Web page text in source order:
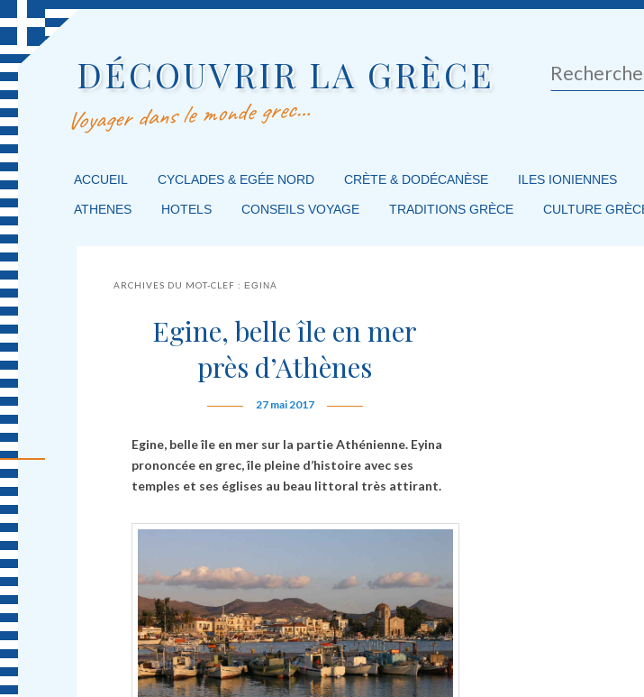
DÉCOUVRIR LA GRÈCE
Voyager dans le monde grec…
Rechercher
MENU PRINCIPAL
MASQUER LA NAVIGATION PRINCIPALE
MASQUER LA NAVIGATION SECONDAIRE
ACCUEIL CYCLADES & EGÉE NORD CRÈTE & DODÉCANÈSE ILES IONIENNES
ATHENES HOTELS CONSEILS VOYAGE TRADITIONS GRÈCE CULTURE
ARCHIVES DU MOT-CLEF :EGINA
Egine, belle île en mer
près d’Athènes
27 mai 2017
Egine, belle île en mer sur la partie Athénienne. Eyina
prononcée en grec, île pleine d’histoire avec ses
temples et ses églises au beau littoral très attirant.